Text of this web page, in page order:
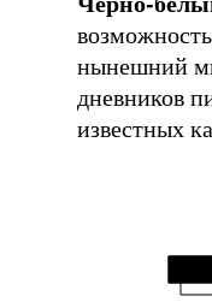
нынешний
дневников
известных